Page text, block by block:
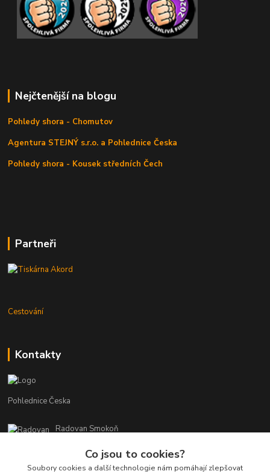
Nejčtenější na blogu
Pohledy shora - Chomutov
Agentura STEJNÝ s.r.o. a Pohlednice Česka
Pohledy shora - Kousek středních Čech
Partneři
Cestování
Kontakty
Pohlednice Česka
Radovan Smokoň
r.smokon@pohlednicecr.cz
Co jsou to cookies?
Soubory cookies a další technologie nám pomáhají zlepšovat